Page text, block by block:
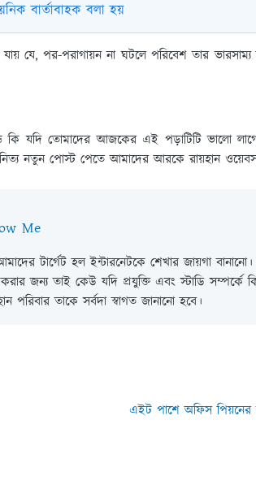
বার্তাবাহক বলা হয়
যে, পর-পরাগায়ন না ঘটলে পরিবেশ তার ভারসাম্য
কি যদি তোমাদের আজকের এই পড়াটিটি ভালো
নতুন পোস্ট পেতে আমাদের আরকে রায়হান
Me
টার্গেট হল ইন্টারনেটকে শেখার জায়গা
করার জন্য তাই কেউ যদি প্রযুক্তি এবং স্টাডি
পরিবার তাকে সর্বদা স্বাগত জানানো হবে।
এইট পাশে অফিস পিয়নের